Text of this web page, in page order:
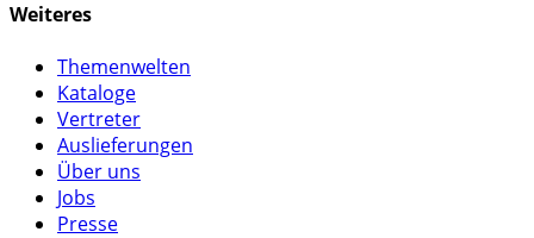
Weiteres
Themenwelten
Kataloge
Vertreter
Auslieferungen
Über uns
Jobs
Presse